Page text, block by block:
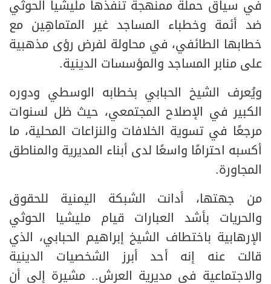
في سياق حملة ممنهجة تنفذها مليشيا الحوثي
ضد أئمة وخطباء المساجد غير المتماهِين مع
خطابها الطائفي، في محاولة لفرض رؤى مذهبية
على منابر المساجد والمؤسسات الدينية.
ويُعرف الشيخ الحبابي بخطابه الوسطي ودوره
الكبير في الإصلاح المجتمعي، حيث ظل لسنوات
مرجعًا في تسوية الخلافات والنزاعات المحلية، ما
أكسبه احترامًا واسعًا لدى أبناء المديرية والمناطق
المجاورة.
من جهتها، أدانت الشبكة اليمنية للحقوق
والحريات بأشد العبارات قيام مليشيا الحوثي
الإرهابية باختطاف الشيخ إبراهيم الحبابي، الذي
قالت عنه إنه أحد أبرز الشخصيات الدينية
والاجتماعية في مديرية العرش.. مشيرة إلى أن